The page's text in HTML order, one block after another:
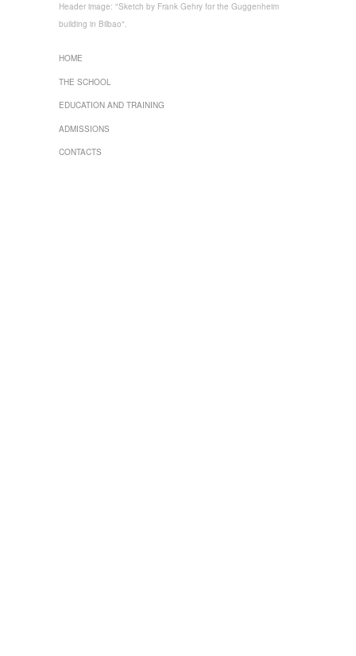
Header image: "Sketch by Frank Gehry for the Guggenheim
building in Bilbao".
HOME
THE SCHOOL
EDUCATION AND TRAINING
ADMISSIONS
CONTACTS